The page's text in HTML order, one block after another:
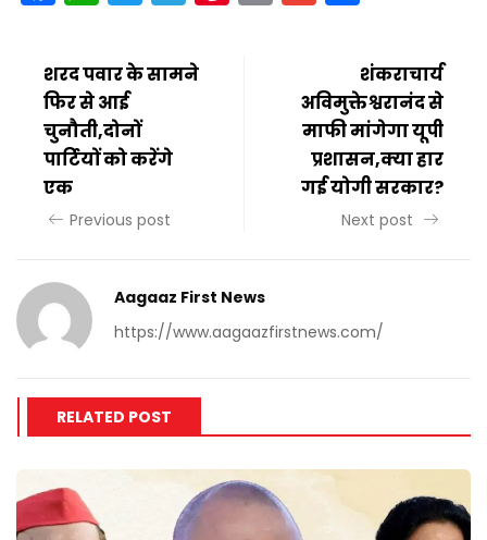
शरद पवार के सामने
फिर से आई
चुनौती,दोनों
पार्टियों को करेंगे
एक
Previous post
शंकराचार्य
अविमुक्तेश्वरानंद से
माफी मांगेगा यूपी
प्रशासन,क्या हार
गई योगी सरकार?
Next post
Aagaaz First News
https://www.aagaazfirstnews.com/
RELATED POST